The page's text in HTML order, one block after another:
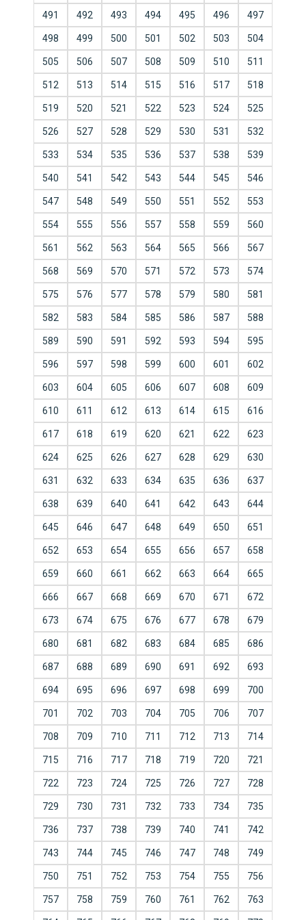
491 492 493 494 495 496 497
498 499 500 501 502 503 504
505 506 507 508 509 510 511
512 513 514 515 516 517 518
519 520 521 522 523 524 525
526 527 528 529 530 531 532
533 534 535 536 537 538 539
540 541 542 543 544 545 546
547 548 549 550 551 552 553
554 555 556 557 558 559 560
561 562 563 564 565 566 567
568 569 570 571 572 573 574
575 576 577 578 579 580 581
582 583 584 585 586 587 588
589 590 591 592 593 594 595
596 597 598 599 600 601 602
603 604 605 606 607 608 609
610 611 612 613 614 615 616
617 618 619 620 621 622 623
624 625 626 627 628 629 630
631 632 633 634 635 636 637
638 639 640 641 642 643 644
645 646 647 648 649 650 651
652 653 654 655 656 657 658
659 660 661 662 663 664 665
666 667 668 669 670 671 672
673 674 675 676 677 678 679
680 681 682 683 684 685 686
687 688 689 690 691 692 693
694 695 696 697 698 699 700
701 702 703 704 705 706 707
708 709 710 711 712 713 714
715 716 717 718 719 720 721
722 723 724 725 726 727 728
729 730 731 732 733 734 735
736 737 738 739 740 741 742
743 744 745 746 747 748 749
750 751 752 753 754 755 756
757 758 759 760 761 762 763